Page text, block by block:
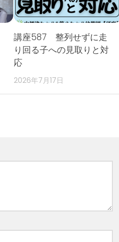
講座587 整列せずに走
り回る子への見取りと対
応
2026年7月17日